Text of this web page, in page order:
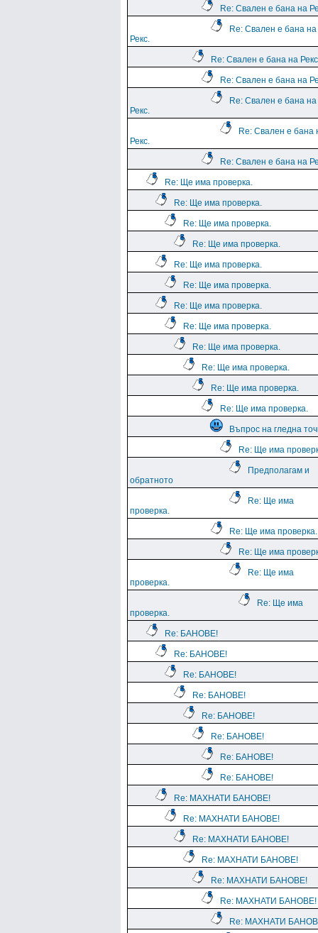
Re: Свален е бана на
Re: Свален е бана на
Рекс.
Re: Свален е бана на
Re: Свален е бана на
Re: Свален е бана на
Рекс.
Re: Свален е бана
Рекс.
Re: Свален е бана на
Re: Ще има проверка.
Re: Ще има проверка.
Re: Ще има проверка.
Re: Ще има проверка.
Re: Ще има проверка.
Re: Ще има проверка.
Re: Ще има проверка.
Re: Ще има проверка.
Re: Ще има проверка.
Re: Ще има проверка.
Re: Ще има проверка.
Re: Ще има проверка.
Въпрос на гледна
Re: Ще има
Предполагам и
обратното
Re: Ще има
проверка.
Re: Ще има проверка.
Re: Ще има
Re: Ще има
проверка.
Re: Ще има
проверка.
Re: БАНОВЕ!
Re: БАНОВЕ!
Re: БАНОВЕ!
Re: БАНОВЕ!
Re: БАНОВЕ!
Re: БАНОВЕ!
Re: БАНОВЕ!
Re: БАНОВЕ!
Re: МАХНАТИ БАНОВЕ!
Re: МАХНАТИ БАНОВЕ!
Re: МАХНАТИ БАНОВЕ!
Re: МАХНАТИ БАНОВЕ!
Re: МАХНАТИ БАНОВЕ!
Re: МАХНАТИ БАНОВЕ!
Re: МАХНАТИ